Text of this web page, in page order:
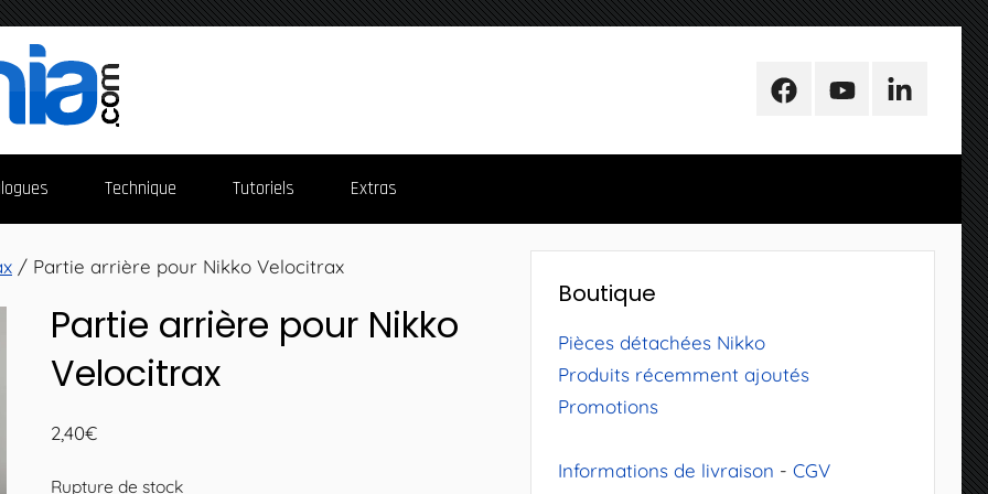
FacebookYoutubeLinkedIn
Technique Tutoriels Extras
/ Partie arrière pour Nikko Velocitrax
Partie arrière pour Nikko
Velocitrax
2,40€
Rupture de stock
Boutique
Pièces détachées Nikko
Produits récemment ajoutés
Promotions
Informations de livraison - CGV